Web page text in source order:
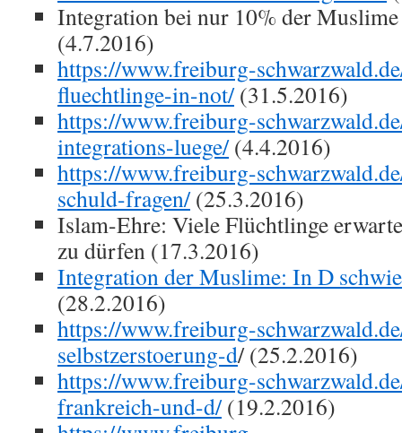
Integration bei nur 10% der
(4.7.2016)
https://www.freiburg-
fluechtlinge-in-not/(31.5.2016)
https://www.freiburg-
integrations-luege/(4.4.2016)
https://www.freiburg-
schuld-fragen/(25.3.2016)
Islam-Ehre: Viele Flüchtlinge
zu dürfen (17.3.2016)
Integration der Muslime: In D
(28.2.2016)
https://www.freiburg-
selbstzerstoerung-d/ (25.2.2016)
https://www.freiburg-
frankreich-und-d/(19.2.2016)